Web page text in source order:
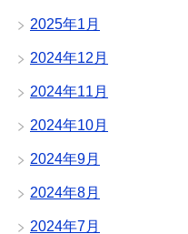
2025年1月
2024年12月
2024年11月
2024年10月
2024年9月
2024年8月
2024年7月